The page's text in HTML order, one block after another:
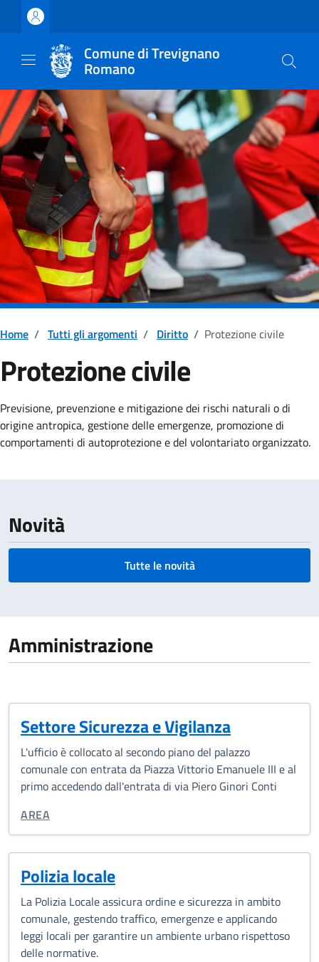
Vai ai contenuti
Vai al footer
Comune di Trevignano
Romano
Home / Tutti gli argomenti / Diritto / Protezione civile
Protezione civile
Dettagli della notizia
Previsione, prevenzione e mitigazione dei rischi naturali o di
origine antropica, gestione delle emergenze, promozione di
comportamenti di autoprotezione e del volontariato organizzato.
Novità
Tutte le novità
Amministrazione
Settore Sicurezza e Vigilanza
L'ufficio è collocato al secondo piano del palazzo
comunale con entrata da Piazza Vittorio Emanuele III e al
primo accedendo dall'entrata di via Piero Ginori Conti
TIPO DI ORGANIZZAZIONE:
AREA
Polizia locale
La Polizia Locale assicura ordine e sicurezza in ambito
comunale, gestendo traffico, emergenze e applicando
leggi locali per garantire un ambiente urbano rispettoso
delle normative.